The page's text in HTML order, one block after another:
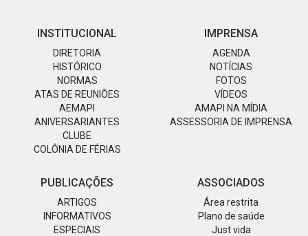
INSTITUCIONAL
DIRETORIA
HISTÓRICO
NORMAS
ATAS DE REUNIÕES
AEMAPI
ANIVERSARIANTES
CLUBE
COLÔNIA DE FÉRIAS
IMPRENSA
AGENDA
NOTÍCIAS
FOTOS
VÍDEOS
AMAPI NA MÍDIA
ASSESSORIA DE IMPRENSA
PUBLICAÇÕES
ARTIGOS
INFORMATIVOS
ESPECIAIS
ASSOCIADOS
Área restrita
Plano de saúde
Just vida